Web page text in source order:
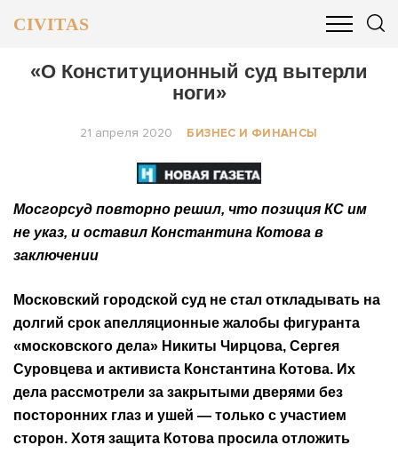
CIVITAS
ОБЩЕСТВО БИЗНЕС И ФИНАНСЫ
«О Конституционный суд вытерли
ноги»
21 апреля 2020 БИЗНЕС И ФИНАНСЫ
Мосгорсуд повторно решил, что позиция КС им
не указ, и оставил Константина Котова в
заключении
Московский городской суд не стал откладывать на
долгий срок апелляционные жалобы фигуранта
«московского дела» Никиты Чирцова, Сергея
Суровцева и активиста Константина Котова. Их
дела рассмотрели за закрытыми дверями без
посторонних глаз и ушей — только с участием
сторон. Хотя защита Котова просила отложить